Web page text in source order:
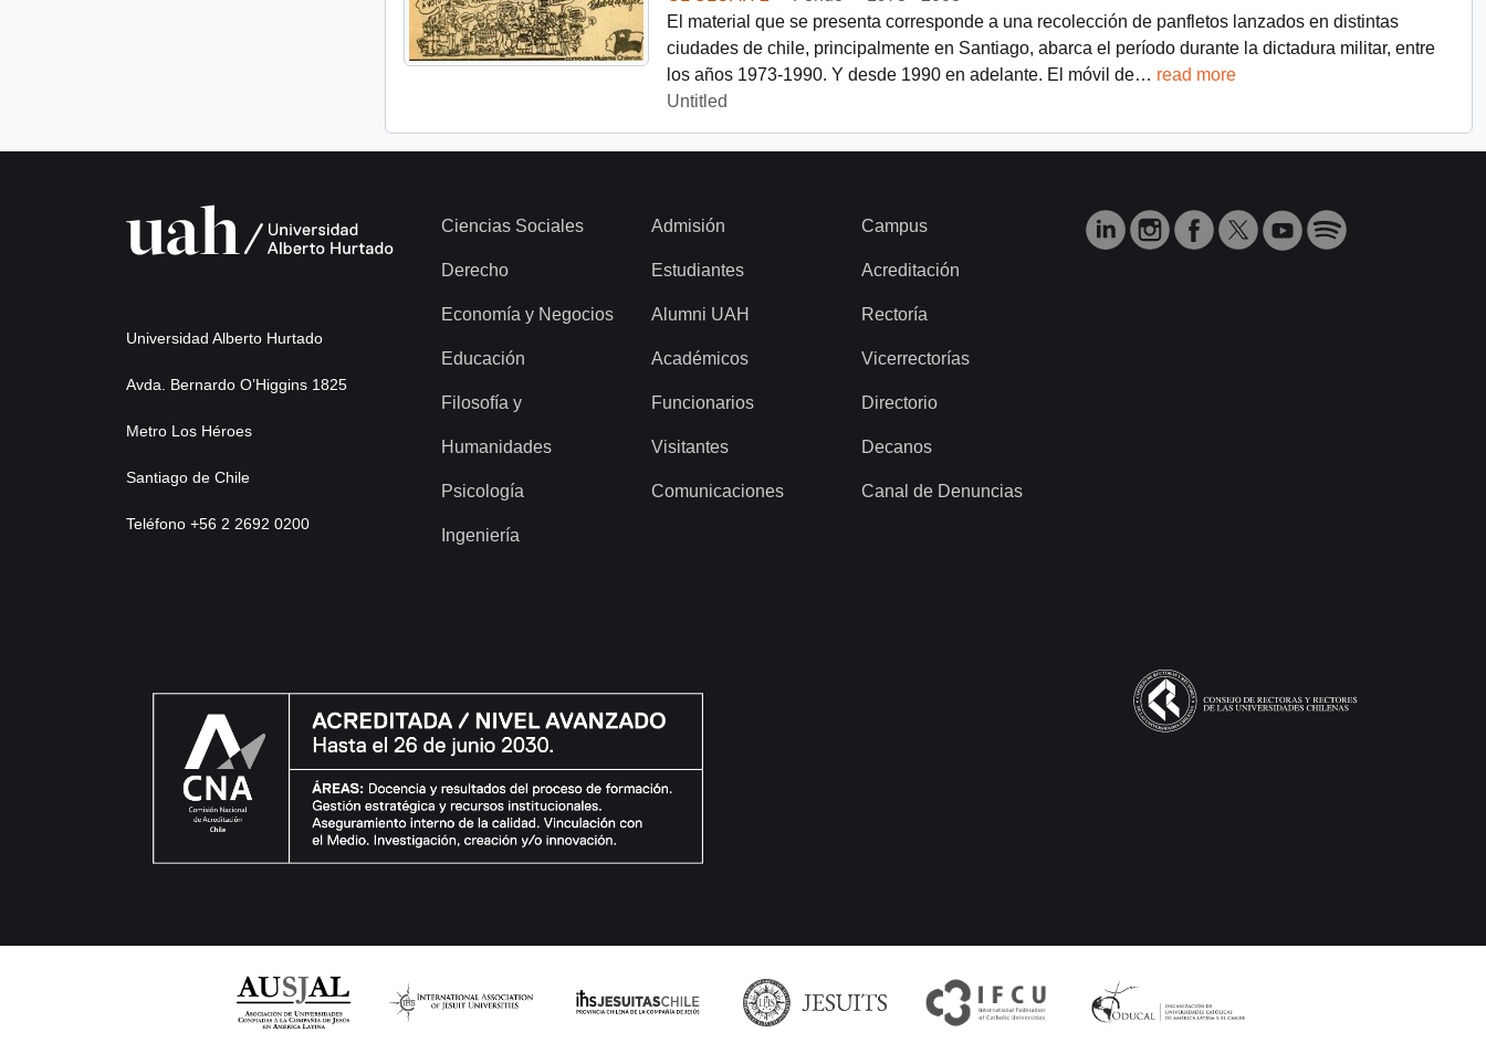
El material que se presenta corresponde a una recolección de panfletos lanzados en distintas
ciudades de chile, principalmente en Santiago, abarca el período durante la dictadura militar, entre
los años 1973-1990. Y desde 1990 en adelante. El móvil de… read more
Untitled
Universidad Alberto Hurtado
Avda. Bernardo O’Higgins 1825
Metro Los Héroes
Santiago de Chile
Teléfono +56 2 2692 0200
Ciencias Sociales
Derecho
Economía y Negocios
Educación
Filosofía y
Humanidades
Psicología
Ingeniería
Admisión
Estudiantes
Alumni UAH
Académicos
Funcionarios
Visitantes
Comunicaciones
Campus
Acreditación
Rectoría
Vicerrectorías
Directorio
Decanos
Canal de Denuncias